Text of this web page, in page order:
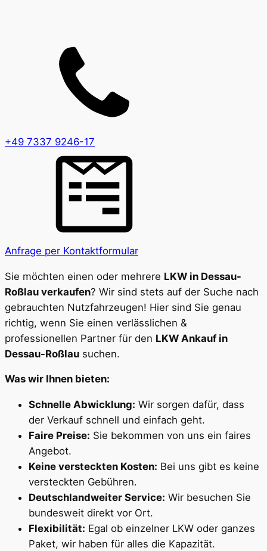
+49 7337 9246-17
Anfrage per Kontaktformular
Sie möchten einen oder mehrere LKW in Dessau-
Roßlau verkaufen? Wir sind stets auf der Suche nach
gebrauchten Nutzfahrzeugen! Hier sind Sie genau
richtig, wenn Sie einen verlässlichen &
professionellen Partner für den LKW Ankauf in
Dessau-Roßlau suchen.
Was wir Ihnen bieten:
Schnelle Abwicklung: Wir sorgen dafür, dass
der Verkauf schnell und einfach geht.
Faire Preise: Sie bekommen von uns ein faires
Angebot.
Keine versteckten Kosten: Bei uns gibt es keine
versteckten Gebühren.
Deutschlandweiter Service: Wir besuchen Sie
bundesweit direkt vor Ort.
Flexibilität: Egal ob einzelner LKW oder ganzes
Paket, wir haben für alles die Kapazität.